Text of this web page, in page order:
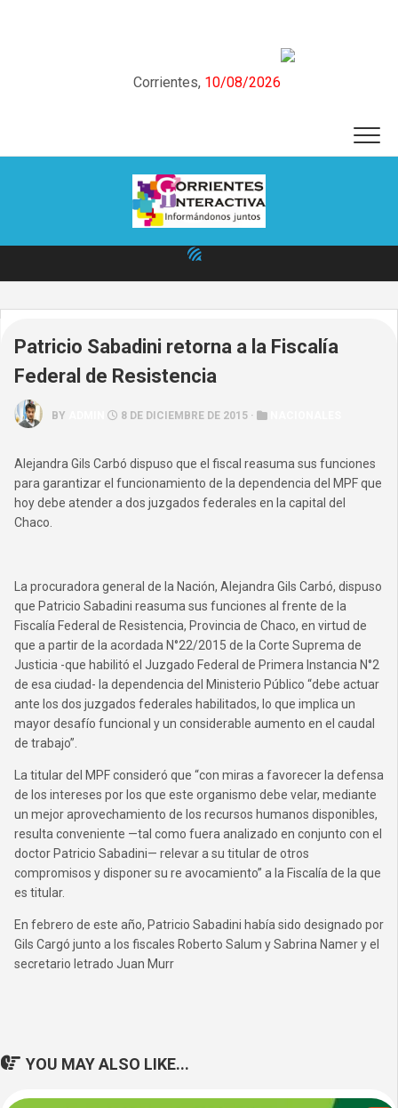
Corrientes, 10/08/2026
Patricio Sabadini retorna a la Fiscalía
Federal de Resistencia
BY 8 DE DICIEMBRE DE 2015 ·
Alejandra Gils Carbó dispuso que el fiscal reasuma sus funciones
para garantizar el funcionamiento de la dependencia del MPF que
hoy debe atender a dos juzgados federales en la capital del
Chaco.
La procuradora general de la Nación, Alejandra Gils Carbó, dispuso
que Patricio Sabadini reasuma sus funciones al frente de la
Fiscalía Federal de Resistencia, Provincia de Chaco, en virtud de
que a partir de la acordada N°22/2015 de la Corte Suprema de
Justicia -que habilitó el Juzgado Federal de Primera Instancia N°2
de esa ciudad- la dependencia del Ministerio Público “debe actuar
ante los dos juzgados federales habilitados, lo que implica un
mayor desafío funcional y un considerable aumento en el caudal
de trabajo”.
La titular del MPF consideró que “con miras a favorecer la defensa
de los intereses por los que este organismo debe velar, mediante
un mejor aprovechamiento de los recursos humanos disponibles,
resulta conveniente —tal como fuera analizado en conjunto con el
doctor Patricio Sabadini— relevar a su titular de otros
compromisos y disponer su re avocamiento” a la Fiscalía de la que
es titular.
En febrero de este año, Patricio Sabadini había sido designado por
Gils Cargó junto a los fiscales Roberto Salum y Sabrina Namer y el
secretario letrado Juan Murr
YOU MAY ALSO LIKE...